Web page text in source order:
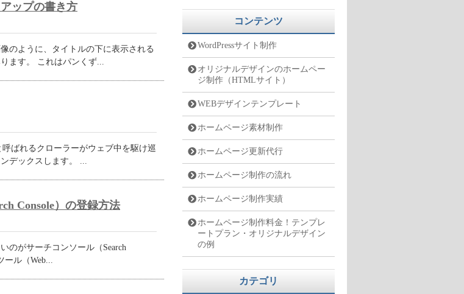
ップの書き方
のように、タイトルの下に表示される
ます。 これはパンくず...
ばれるクローラーがウェブ中を駆け巡
デックスします。 ...
Console）の登録方法
のがサーチコンソール（Search
ール（Web...
コンテンツ
WordPressサイト制作
オリジナルデザインのホームペー
ジ制作（HTMLサイト）
WEBデザインテンプレート
ホームページ素材制作
ホームページ更新代行
ホームページ制作の流れ
ホームページ制作実績
ホームページ制作料金！テンプレ
ートプラン・オリジナルデザイン
の例
カテゴリ